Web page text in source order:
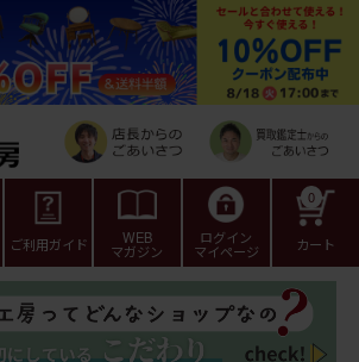
ご利用ガイド WEB
マガジン
ログイン
マイページ カート
0